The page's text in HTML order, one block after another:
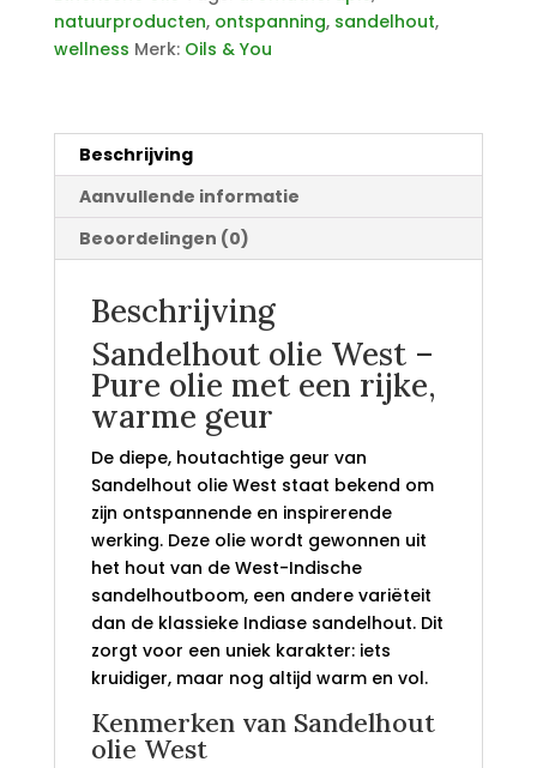
natuurproducten, ontspanning, sandelhout,
wellness Merk: Oils & You
Beschrijving
Aanvullende informatie
Beoordelingen (0)
Beschrijving
Sandelhout olie West –
Pure olie met een rijke,
warme geur
De diepe, houtachtige geur van
Sandelhout olie West staat bekend om
zijn ontspannende en inspirerende
werking. Deze olie wordt gewonnen uit
het hout van de West-Indische
sandelhoutboom, een andere variëteit
dan de klassieke Indiase sandelhout. Dit
zorgt voor een uniek karakter: iets
kruidiger, maar nog altijd warm en vol.
Kenmerken van Sandelhout
olie West